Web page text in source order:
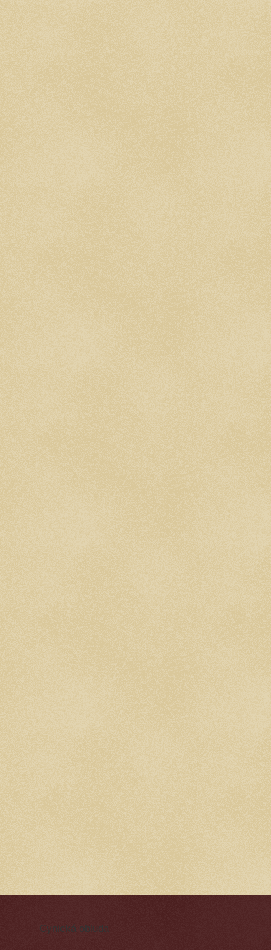
Cynická obluda